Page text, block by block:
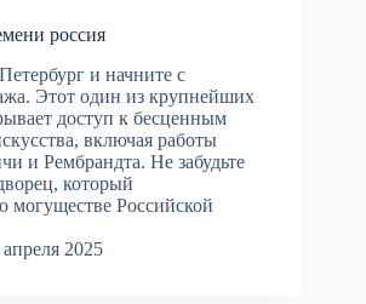
россия
и начните с
Этот один из крупнейших
доступ к бесценным
включая работы
и Рембрандта. Не забудьте
который
могуществе Российской
апреля 2025